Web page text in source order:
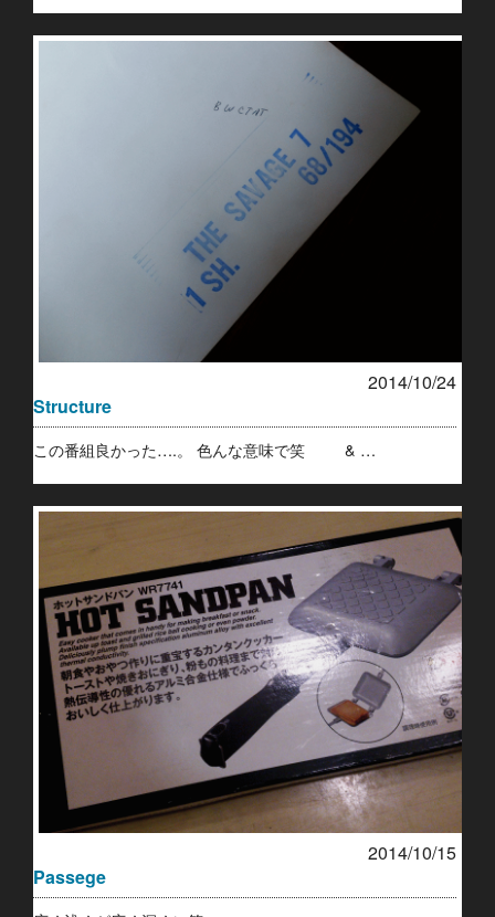
2014/10/24
Structure
この番組良かった….。 色んな意味で笑 & …
2014/10/15
Passege